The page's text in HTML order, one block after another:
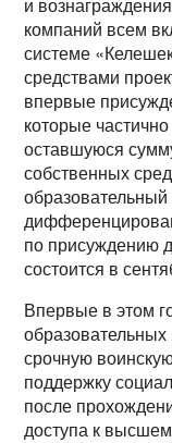
и
компаний всем
системе
средствами
впервые
которые
оставшуюся
собственных
образовательный
по присуждению
состоится в
Впервые в этом
срочную
поддержку
после
доступа к